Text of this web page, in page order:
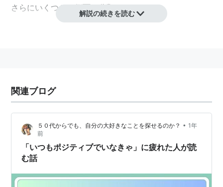
さらにいくつかの側面に分類される。
解説の続きを読む
関連ブログ
５０代からでも、自分の大好きなことを探せるのか？ • 1年
前
「いつもポジティブでいなきゃ」に疲れた人が読
む話